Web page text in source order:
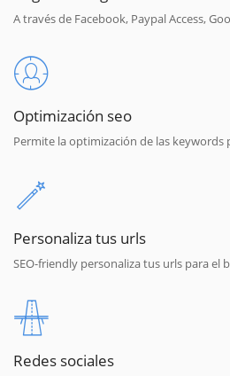
A través de Facebook, Paypal Access,
Optimización seo
Permite la optimización de las
Personaliza tus urls
SEO-friendly personaliza tus urls para el
Redes sociales